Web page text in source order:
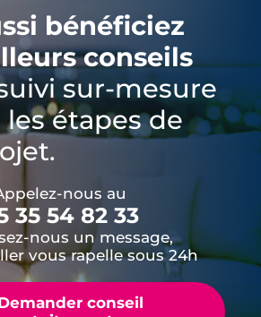
bénéficiez
conseils
sur-mesure
étapes de
nous au
35 54 82 33
nous un message,
vous rapelle sous 24h
conseil